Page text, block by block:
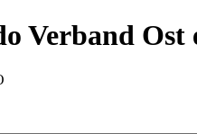
Verband Ost